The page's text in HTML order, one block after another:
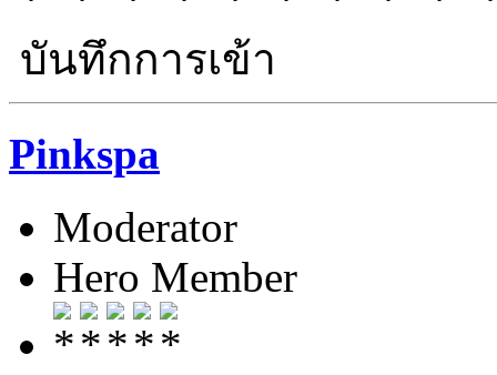
บันทึกการเข้า
Pinkspa
Moderator
Hero Member